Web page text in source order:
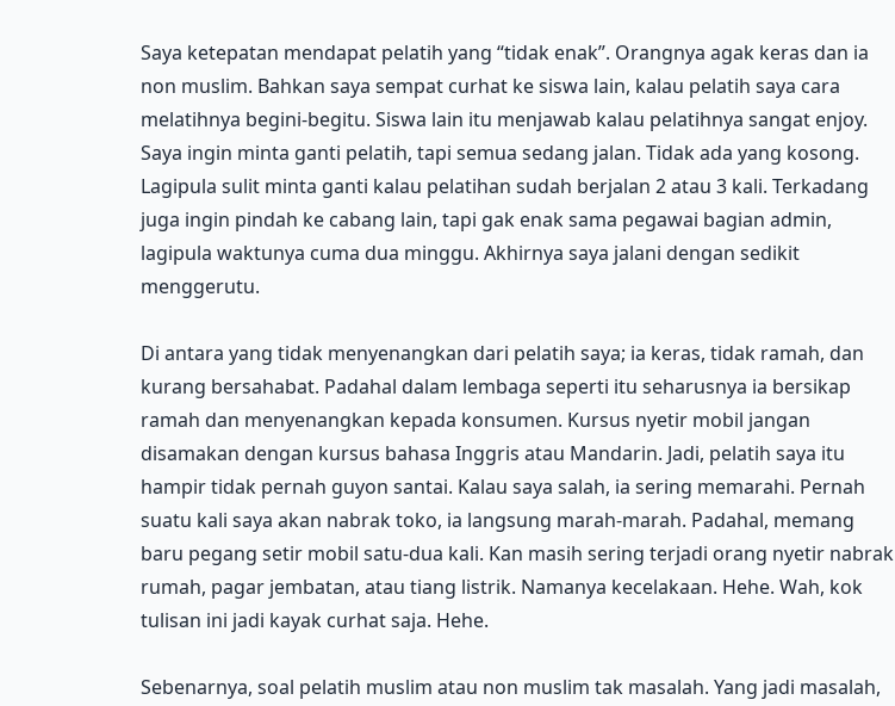
Saya ketepatan mendapat pelatih yang “tidak enak”. Orangnya agak keras dan ia
non muslim. Bahkan saya sempat curhat ke siswa lain, kalau pelatih saya cara
melatihnya begini-begitu. Siswa lain itu menjawab kalau pelatihnya sangat enjoy.
Saya ingin minta ganti pelatih, tapi semua sedang jalan. Tidak ada yang kosong.
Lagipula sulit minta ganti kalau pelatihan sudah berjalan 2 atau 3 kali. Terkadang
juga ingin pindah ke cabang lain, tapi gak enak sama pegawai bagian admin,
lagipula waktunya cuma dua minggu. Akhirnya saya jalani dengan sedikit
menggerutu.
Di antara yang tidak menyenangkan dari pelatih saya; ia keras, tidak ramah, dan
kurang bersahabat. Padahal dalam lembaga seperti itu seharusnya ia bersikap
ramah dan menyenangkan kepada konsumen. Kursus nyetir mobil jangan
disamakan dengan kursus bahasa Inggris atau Mandarin. Jadi, pelatih saya itu
hampir tidak pernah guyon santai. Kalau saya salah, ia sering memarahi. Pernah
suatu kali saya akan nabrak toko, ia langsung marah-marah. Padahal, memang
baru pegang setir mobil satu-dua kali. Kan masih sering terjadi orang nyetir nabrak
rumah, pagar jembatan, atau tiang listrik. Namanya kecelakaan. Hehe. Wah, kok
tulisan ini jadi kayak curhat saja. Hehe.
Sebenarnya, soal pelatih muslim atau non muslim tak masalah. Yang jadi masalah,